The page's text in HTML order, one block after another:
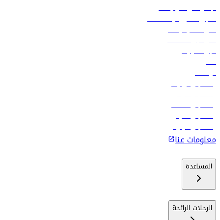
الإعلان على متن رحلاتنا
تسجيل الدخول لوكلاء السفر
أدنى أسعار الرحلات
فلاي دبي للعطلات
تأجير السيارات
فنادق
الوظائف
رحلات إلى تبيليسي
رحلات إلى الرياض
رحلات إلى مسقط
رحلات إلى ماليه
رحلات إلى كولومبو
معلومات عنا
المساعدة
الرحلات الرائجة